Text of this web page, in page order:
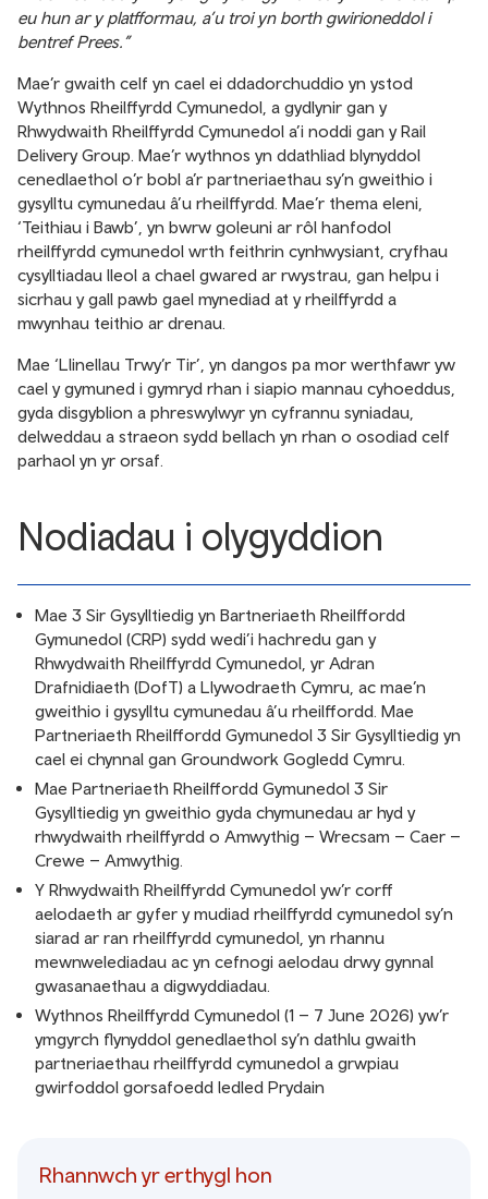
eu hun ar y platfformau, a’u troi yn borth gwirioneddol i
bentref Prees.”
Mae’r gwaith celf yn cael ei ddadorchuddio yn ystod
Wythnos Rheilffyrdd Cymunedol, a gydlynir gan y
Rhwydwaith Rheilffyrdd Cymunedol a’i noddi gan y Rail
Delivery Group. Mae’r wythnos yn ddathliad blynyddol
cenedlaethol o’r bobl a’r partneriaethau sy’n gweithio i
gysylltu cymunedau â’u rheilffyrdd. Mae’r thema eleni,
‘Teithiau i Bawb’, yn bwrw goleuni ar rôl hanfodol
rheilffyrdd cymunedol wrth feithrin cynhwysiant, cryfhau
cysylltiadau lleol a chael gwared ar rwystrau, gan helpu i
sicrhau y gall pawb gael mynediad at y rheilffyrdd a
mwynhau teithio ar drenau.
Mae ‘Llinellau Trwy’r Tir’, yn dangos pa mor werthfawr yw
cael y gymuned i gymryd rhan i siapio mannau cyhoeddus,
gyda disgyblion a phreswylwyr yn cyfrannu syniadau,
delweddau a straeon sydd bellach yn rhan o osodiad celf
parhaol yn yr orsaf.
Nodiadau i olygyddion
Mae 3 Sir Gysylltiedig yn Bartneriaeth Rheilffordd
Gymunedol (CRP) sydd wedi’i hachredu gan y
Rhwydwaith Rheilffyrdd Cymunedol, yr Adran
Drafnidiaeth (DofT) a Llywodraeth Cymru, ac mae’n
gweithio i gysylltu cymunedau â’u rheilffordd. Mae
Partneriaeth Rheilffordd Gymunedol 3 Sir Gysylltiedig yn
cael ei chynnal gan Groundwork Gogledd Cymru.
Mae Partneriaeth Rheilffordd Gymunedol 3 Sir
Gysylltiedig yn gweithio gyda chymunedau ar hyd y
rhwydwaith rheilffyrdd o Amwythig – Wrecsam – Caer –
Crewe – Amwythig.
Y Rhwydwaith Rheilffyrdd Cymunedol yw’r corff
aelodaeth ar gyfer y mudiad rheilffyrdd cymunedol sy’n
siarad ar ran rheilffyrdd cymunedol, yn rhannu
mewnwelediadau ac yn cefnogi aelodau drwy gynnal
gwasanaethau a digwyddiadau.
Wythnos Rheilffyrdd Cymunedol (1 – 7 June 2026) yw’r
ymgyrch flynyddol genedlaethol sy’n dathlu gwaith
partneriaethau rheilffyrdd cymunedol a grwpiau
gwirfoddol gorsafoedd ledled Prydain
Rhannwch yr erthygl hon